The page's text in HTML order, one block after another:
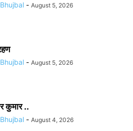
- August 5, 2026
- August 5, 2026
कुमार ..
- August 4, 2026